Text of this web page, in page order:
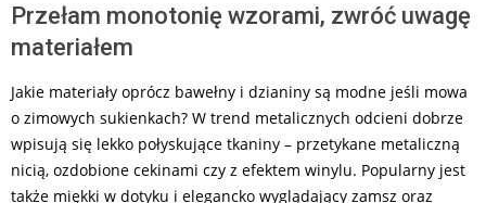
Przełam monotonię wzorami, zwróć uwagę
materiałem
Jakie materiały oprócz bawełny i dzianiny są modne jeśli mowa
o zimowych sukienkach? W trend metalicznych odcieni dobrze
wpisują się lekko połyskujące tkaniny – przetykane metaliczną
nicią, ozdobione cekinami czy z efektem winylu. Popularny jest
także miękki w dotyku i elegancko wyglądający zamsz oraz